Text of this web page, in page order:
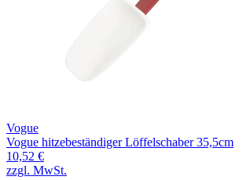
Vogue
Vogue hitzebeständiger Löffelschaber 35,5cm
10,52 €
zzgl. MwSt.